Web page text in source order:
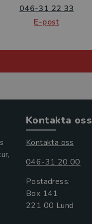
046-31 22 33
E-post
Kontakta oss
Kontakta oss
046-31 20 00
Postadress:
Box 141
221 00 Lund